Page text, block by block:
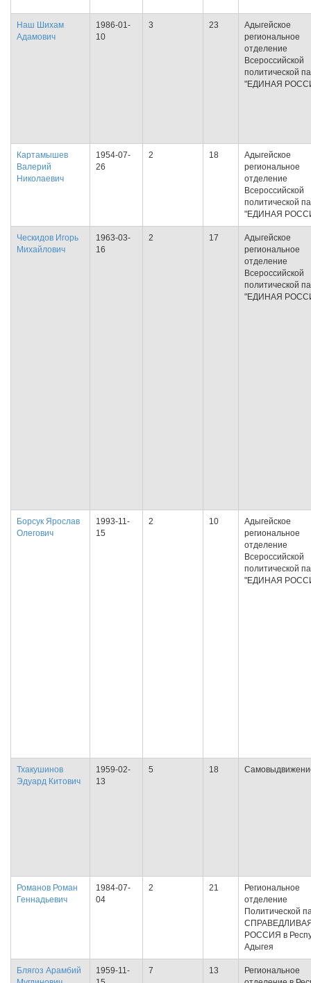
Наш Шихам
Адамович
1986-01-
10
3 23
Адыгейское
региональное
отделение
Всероссийской
политической
"ЕДИНАЯ
Картамышев
Валерий
Николаевич
1954-07-
26
2 18
Адыгейское
региональное
отделение
Всероссийской
политической
"ЕДИНАЯ
Ческидов Игорь
Михайлович
1963-03-
16
2 17
Адыгейское
региональное
отделение
Всероссийской
политической
"ЕДИНАЯ
Борсук Ярослав
Олегович
1993-11-
15
2 10
Адыгейское
региональное
отделение
Всероссийской
политической
"ЕДИНАЯ
Тхакушинов
Эдуард Китович
1959-02-
13
5 18
Романов Роман
Геннадьевич
1984-07-
04
2 21
Региональное
отделение
Политической
РОССИЯ в
Адыгея
Блягоз Арамбий
1959-11-
7 13
Региональное